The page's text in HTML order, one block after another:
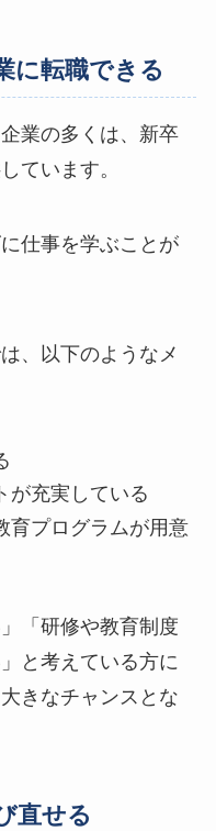
に転職できる
業の多くは、新卒
ています。
仕事を学ぶことが
、以下のようなメ
が充実している
育プログラムが用意
「研修や教育制度
と考えている方に
きなチャンスとな
直せる